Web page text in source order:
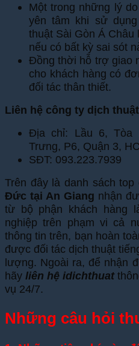
Một trong những lý
yên tâm khi sử
thuật Sài Gòn Á Châu
nếu có bất kỳ sai sót
Đồng thời hỗ trợ giao
cho khách hàng có
đối tác thân thiết.
Liên hệ công ty dịch
Địa chỉ: Lầu 6, Tòa
Trưng, P6, Quận 3,
SĐT: 093.223.7939
Trên đây là danh sách top
Đức tại An Giang nhận
từ bộ phận khách hàng
nghiệp trên phạm vi cả
thông tin trên, bạn hoàn
được đối tác dịch thuật
lượng. Ngoài ra, để nhận
hãy liên hệ idichthuat
vụ 24/7.
Những câu hỏi